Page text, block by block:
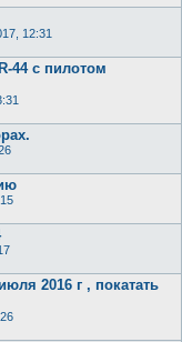
12:31
44 c пилотом
2016 г , покатать